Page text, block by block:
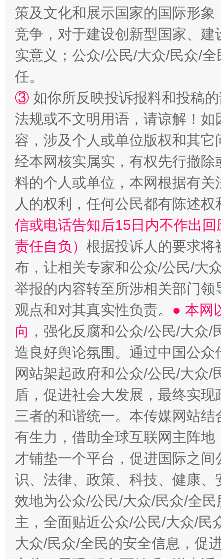
策及文化和展示国家的国际形
竞争，对于建设创新型国家、
实意义；公众/公民/大众/民众/
任。
③ 如你所反映投诉报料和投稿
法规或不文明用语，请谅解！
容，涉及个人或单位版权和其它
经本网核实属实，有权先行撤
料的个人或单位，本网根据有
人的权利，任何公民都有陈述
信或电话告知后15日内不作出
责任自负） 根据投诉人的要求将
布，让相关专家和公众/公民/大
举报的内容转至所涉相关部门
观点和对其真实性负责。 ● 本网
向 ，强化反腐和公众/公民/大众
造良好舆论氛围。通过中国公
网站架起政府和公众/公民/大众
盾，促进社会大发展，最终实
三者的和谐统一。本传媒网站
有生力，借助全球互联网主阵
才铺垫一个平台，促进国际之
识、法律、政策、科技、健康
效地为公众/公民/大众/民众/全
主，全面贴近公众/公民/大众/民
大众/民众/全民的安全信息，促